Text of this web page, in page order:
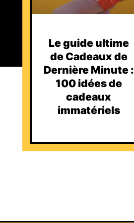
Le guide ultime
de Cadeaux de
Dernière Minute :
100 idées de
cadeaux
immatériels